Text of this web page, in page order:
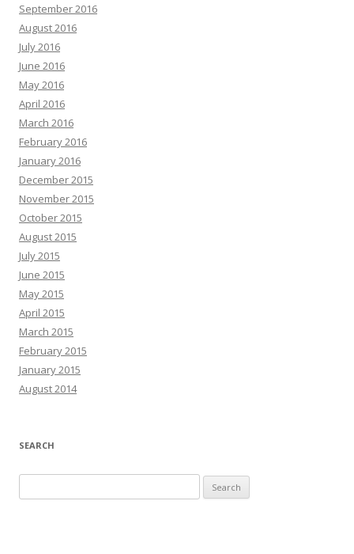
September 2016
August 2016
July 2016
June 2016
May 2016
April 2016
March 2016
February 2016
January 2016
December 2015
November 2015
October 2015
August 2015
July 2015
June 2015
May 2015
April 2015
March 2015
February 2015
January 2015
August 2014
SEARCH
for: